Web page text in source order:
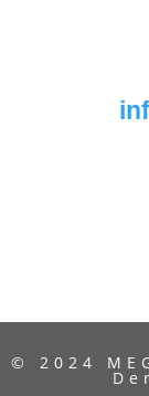
© 2024